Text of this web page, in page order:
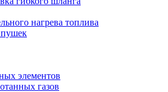
нагрева топлива
элементов
газов